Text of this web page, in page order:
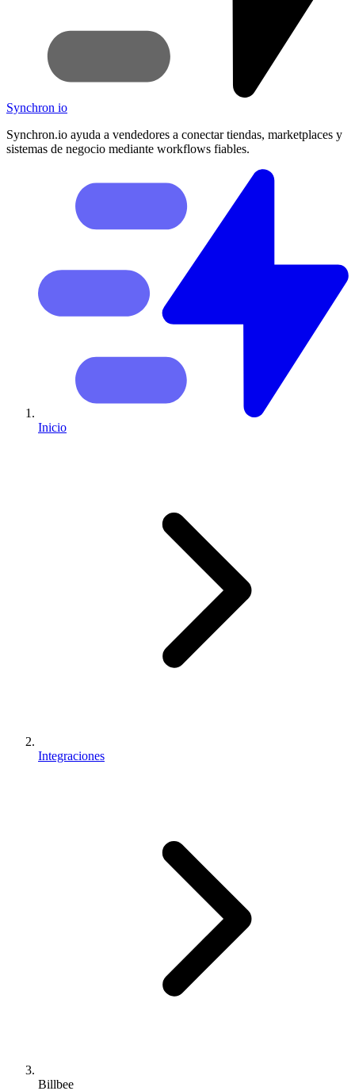
Synchron io
Synchron.io ayuda a vendedores a conectar tiendas, marketplaces y
sistemas de negocio mediante workflows fiables.
Inicio
Integraciones
Billbee